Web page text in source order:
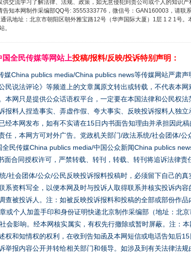
交流学习了解法律、法规、政策，如无意侵犯到贵公司或个人的知识
知本网制作采编部QQ号: 3555333776，微信号：GAN160003，请联
讯地址：北京市朝阳区朝外雅宝路12号（华声国际大厦）1层 1 2 1号。
。
全民传媒等网站上投稿/报料/反映/投诉特别声明：
China publics media/China publics news等传媒网站严肃声
民说法评论》等频道上的文章属原文转出或转载，不代表本
本网只是提供公众话语权平台，一定要在本国法律和公民权
报料人捏造事实、弄虚作假、夸大事实、反映投诉报料人独
经本网发布，如有不实请在15日内书面告知理由并承担因此
任，本网方可对外广告。党政机关部门/政法系统/社会团体/
民传媒China publics media/中国公众新闻China publics
合同授权许可，严禁转载、转刊，转载、转刊将追诉法律责
/社会团体/公众/公民反映投诉报料投稿时，必须留下自己的
系资料写全，以便本网及时与投诉人取得联系并核实投诉内
查被投诉人。注：如被反映投诉报料和投稿的全部或部份作
或个人加盖手印和身份证明快递北京制作采编部（地址：北
会影响。经本网核实属实，有权先行撤除或暂时屏蔽。注：
权和知情权的权利，在收到告知函及本网短信或电话告知后
举报内容公开并转给相关部门和领导。如涉及到有关法律法